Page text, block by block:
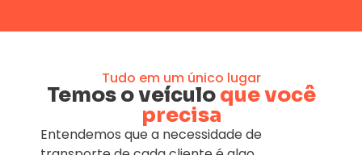
Tudo em um único lugar
Temos o veículoque você
precisa
Entendemos que a necessidade de